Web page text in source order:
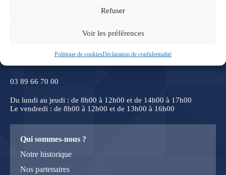
Refuser
Voir les préférences
Politique de cookiesDéclaration de confidentialité
9 Avenue Konrad Adenaueur
03 89 66 70 00
Du lundi au jeudi : de 8h00 à 12h00 et de 14h00 à 17h00
Le vendredi : de 8h00 à 12h00 et de 13h00 à 16h00
Qui sommes-nous ?
Notre historique
Nos partenaires